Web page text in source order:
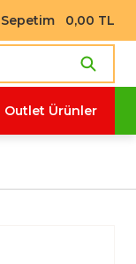
Sepetim 0,00 TL
Outlet Ürünler